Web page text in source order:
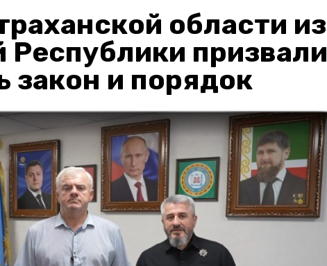
области из
Республики призвали
закон и порядок